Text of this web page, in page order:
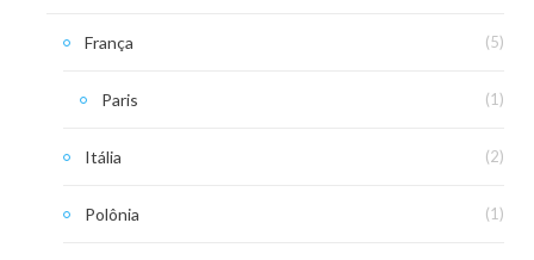
França (5)
Paris (1)
Itália (2)
Polônia (1)